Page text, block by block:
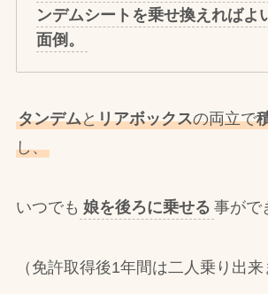
ンデムシートを乗せ換えればよ
面倒。
タンデムとリアボックスの両立で
し、
いつでも 娘を後ろに乗せる 事がで
（免許取得後1年間は二人乗り出来